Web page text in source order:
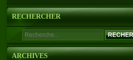
RECHERCHER
ARCHIVES